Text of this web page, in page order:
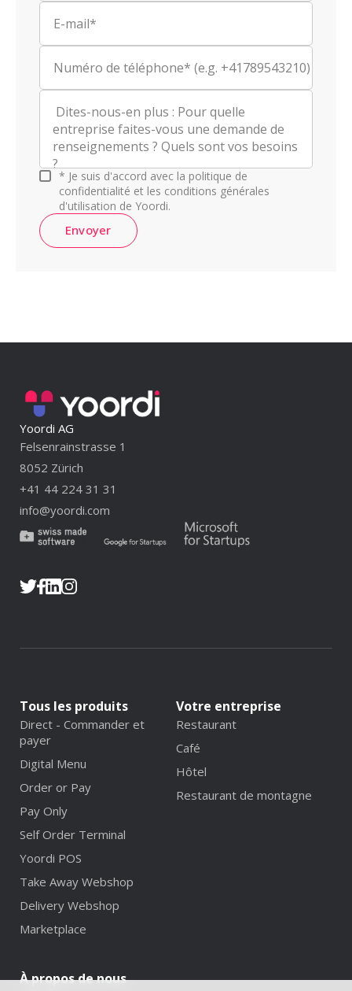
E-mail*
Numéro de téléphone* (e.g. +41789543210)
* Je suis d'accord avec la politique de
confidentialité et les conditions générales
d'utilisation de Yoordi.
Envoyer
Yoordi AG
Felsenrainstrasse 1
8052 Zürich
+41 44 224 31 31
info@yoordi.com
Tous les produits
Direct - Commander et
payer
Digital Menu
Order or Pay
Pay Only
Self Order Terminal
Yoordi POS
Take Away Webshop
Delivery Webshop
Marketplace
Votre entreprise
Restaurant
Café
Hôtel
Restaurant de montagne
À propos de nous